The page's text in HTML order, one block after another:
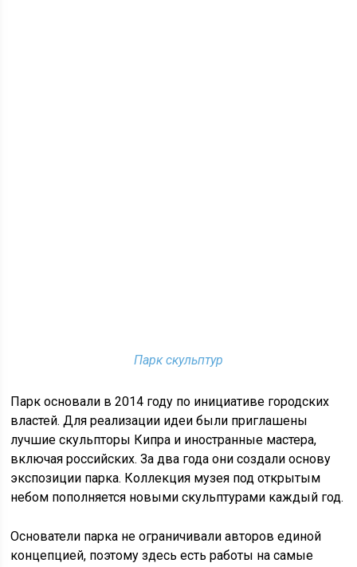
Парк скульптур
Парк основали в 2014 году по инициативе городских
властей. Для реализации идеи были приглашены
лучшие скульпторы Кипра и иностранные мастера,
включая российских. За два года они создали основу
экспозиции парка. Коллекция музея под открытым
небом пополняется новыми скульптурами каждый год.
Основатели парка не ограничивали авторов единой
концепцией, поэтому здесь есть работы на самые